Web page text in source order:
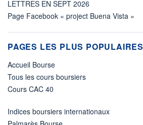
LETTRES EN SEPT 2026
Page Facebook « project Buena Vista »
PAGES LES PLUS POPULAIRES
Accueil Bourse
Tous les cours boursiers
Cours CAC 40
Indices boursiers internationaux